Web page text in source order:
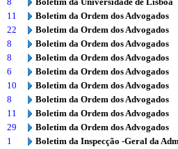
11
Boletim da Ordem dos Advogados
22
Boletim da Ordem dos Advogados
8
Boletim da Ordem dos Advogados
8
Boletim da Ordem dos Advogados
6
Boletim da Ordem dos Advogados
10
Boletim da Ordem dos Advogados
8
Boletim da Ordem dos Advogados
11
Boletim da Ordem dos Advogados
29
Boletim da Ordem dos Advogados
1
Boletim da Inspecção -Geral da